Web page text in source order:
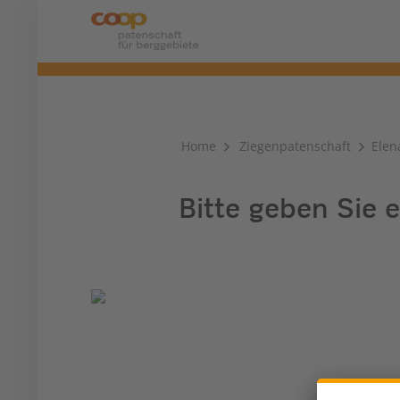
Home Ziegenpatenschaft
Bitte geben Sie